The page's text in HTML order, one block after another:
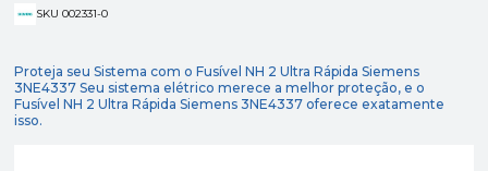
SKU 002331-0
Proteja seu Sistema com o Fusível NH 2 Ultra Rápida Siemens
3NE4337 Seu sistema elétrico merece a melhor proteção, e o
Fusível NH 2 Ultra Rápida Siemens 3NE4337 oferece exatamente
isso.